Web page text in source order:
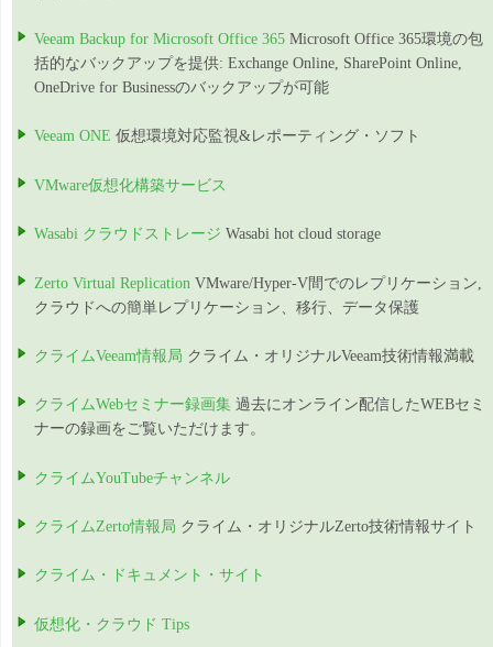
Veeam Backup for Microsoft Office 365 Microsoft Office 365環境の包
括的なバックアップを提供: Exchange Online, SharePoint Online,
OneDrive for Businessのバックアップが可能
Veeam ONE 仮想環境対応監視&レポーティング・ソフト
VMware仮想化構築サービス
Wasabi クラウドストレージ Wasabi hot cloud storage
Zerto Virtual Replication VMware/Hyper-V間でのレプリケーション,
クラウドへの簡単レプリケーション、移行、データ保護
クライムVeeam情報局 クライム・オリジナルVeeam技術情報満載
クライムWebセミナー録画集 過去にオンライン配信したWEBセミ
ナーの録画をご覧いただけます。
クライムYouTubeチャンネル
クライムZerto情報局 クライム・オリジナルZerto技術情報サイト
クライム・ドキュメント・サイト
仮想化・クラウド Tips